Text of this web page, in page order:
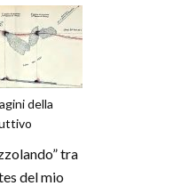
della
tra
del mio